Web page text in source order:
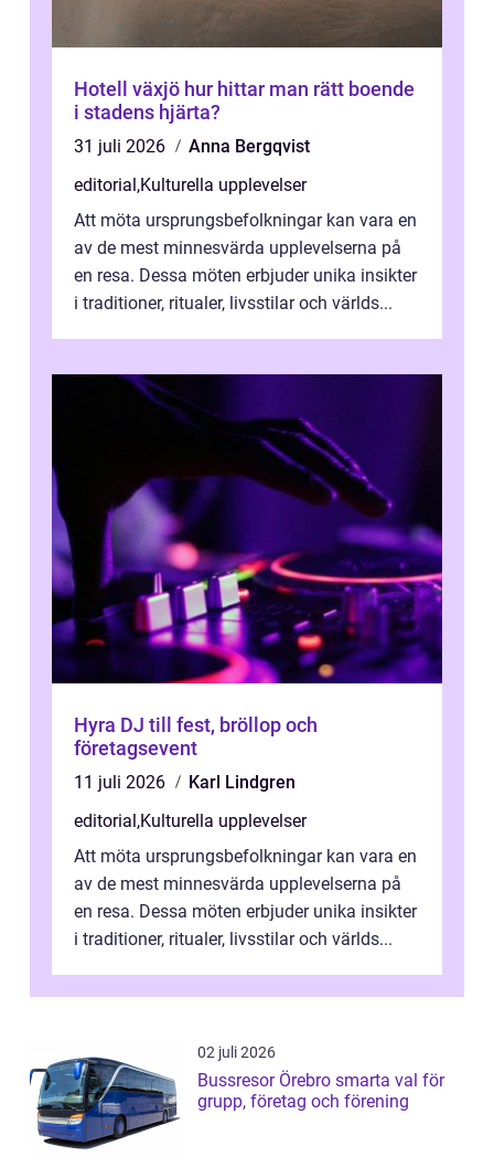
Hotell växjö hur hittar man rätt boende
i stadens hjärta?
31 juli 2026
Anna Bergqvist
editorial,Kulturella upplevelser
Att möta ursprungsbefolkningar kan vara en
av de mest minnesvärda upplevelserna på
en resa. Dessa möten erbjuder unika insikter
i traditioner, ritualer, livsstilar och världs...
Hyra DJ till fest, bröllop och
företagsevent
11 juli 2026
Karl Lindgren
editorial,Kulturella upplevelser
Att möta ursprungsbefolkningar kan vara en
av de mest minnesvärda upplevelserna på
en resa. Dessa möten erbjuder unika insikter
i traditioner, ritualer, livsstilar och världs...
02 juli 2026
Bussresor Örebro smarta val för
grupp, företag och förening